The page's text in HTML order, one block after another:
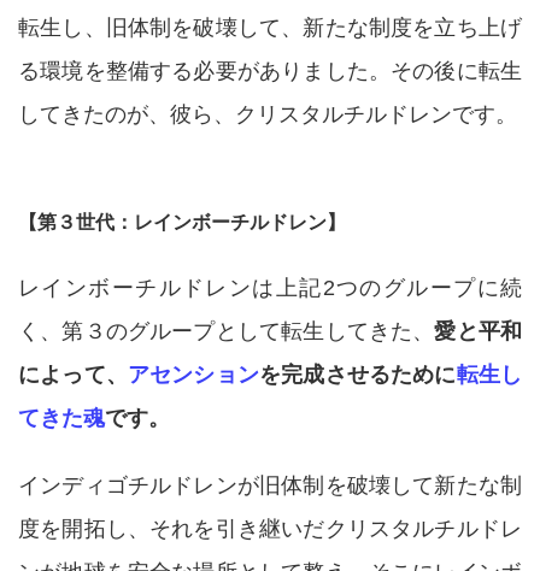
転生し、旧体制を破壊して、新たな制度を立ち上げ
る環境を整備する必要がありました。その後に転生
してきたのが、彼ら、クリスタルチルドレンです。
【第３世代：レインボーチルドレン】
レインボーチルドレンは上記2つのグループに続
く、第３のグループとして転生してきた、愛と平和
によって、 アセンションを完成させるために転生し
てきた魂です。
インディゴチルドレンが旧体制を破壊して新たな制
度を開拓し、それを引き継いだクリスタルチルドレ